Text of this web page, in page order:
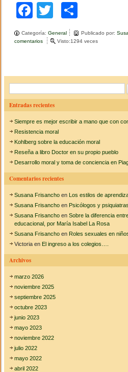
F
a
c
b
o
o
k
wi
tt
o
m
ar
tir
Categoría:General Publicado por:
comentarios
l
i
r
o
s
b
r
e
e
u
c
c
ó
n
e
n
ó
m
c
Visto:1294 veces
u
c
a
Entradas recientes
Siempre es mejor escribir a mano que con
Resistencia moral
Kohlberg sobre la educación moral
Reseña a libro Doctor en su propio pueblo
Desarrollo moral y toma de conciencia en
Comentarios recientes
Susana Frisancho enLos estilos de
Susana Frisancho enPsicólogos y
Susana Frisancho enSobre la diferencia
educacional, por María Isabel La Rosa
Susana Frisancho enRoles sexuales en
Victoria enEl ingreso a los colegios….
Archivos
marzo 2026
noviembre 2025
septiembre 2025
octubre 2023
junio 2023
mayo 2023
noviembre 2022
julio 2022
mayo 2022
abril 2022